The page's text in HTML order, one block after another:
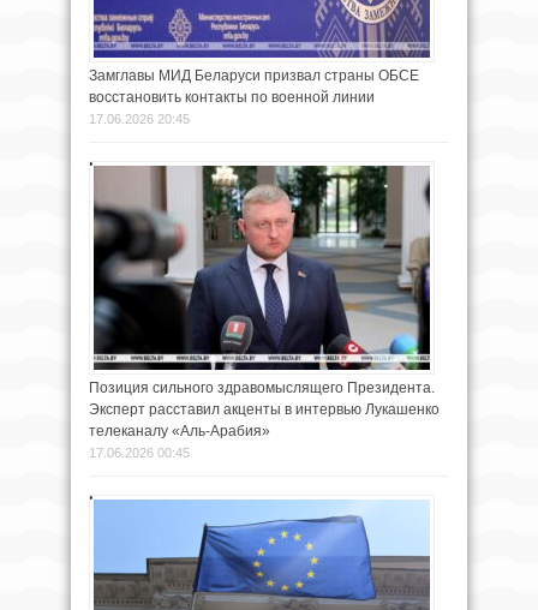
Замглавы МИД Беларуси призвал страны ОБСЕ
восстановить контакты по военной линии
17.06.2026 20:45
Позиция сильного здравомыслящего Президента.
Эксперт расставил акценты в интервью Лукашенко
телеканалу «Аль-Арабия»
17.06.2026 00:45